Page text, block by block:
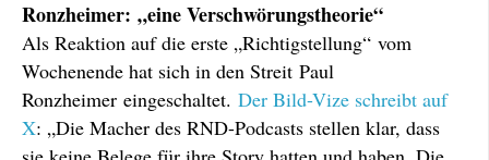
Ronzheimer: „eine Verschwörungstheorie“
Als Reaktion auf die erste „Richtigstellung“ vom
Wochenende hat sich in den Streit Paul
Ronzheimer eingeschaltet. Der Bild-Vize schreibt auf
X: „Die Macher des RND-Podcasts stellen klar, dass